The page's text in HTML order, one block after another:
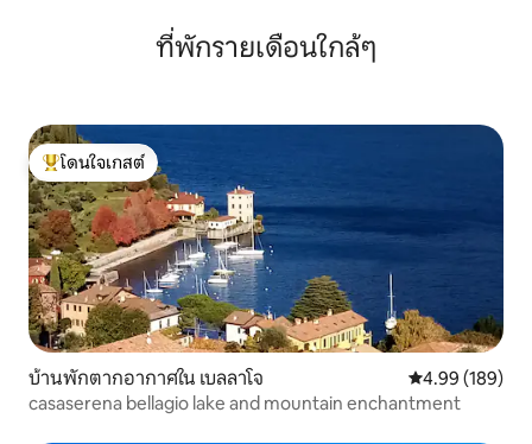
ที่พักรายเดือนใกล้ๆ
โดนใจเกสต์ที่สุด
โดนใจเกสต์
บ้านพักตากอากาศใน เบลลาโจ คะแนนเฉลี่ย
4.99 (189)
casaserena bellagio lake and mountain enchantment